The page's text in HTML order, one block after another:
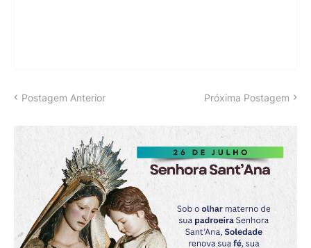
Postagem Anterior Próxima Postagem